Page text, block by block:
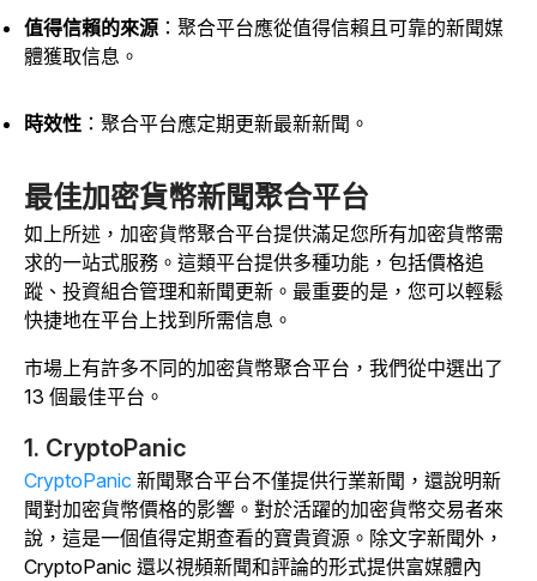
值得信賴的來源 ：聚合平台應從值得信賴且可靠的新聞媒
體獲取信息。
時效性 ：聚合平台應定期更新最新新聞。
最佳加密貨幣新聞聚合平台
如上所述，加密貨幣聚合平台提供滿足您所有加密貨幣需
求的一站式服務。這類平台提供多種功能，包括價格追
蹤、投資組合管理和新聞更新。最重要的是，您可以輕鬆
快捷地在平台上找到所需信息。
市場上有許多不同的加密貨幣聚合平台，我們從中選出了
13 個最佳平台。
1. CryptoPanic
CryptoPanic 新聞聚合平台不僅提供行業新聞，還說明新
聞對加密貨幣價格的影響。對於活躍的加密貨幣交易者來
說，這是一個值得定期查看的寶貴資源。除文字新聞外，
CryptoPanic 還以視頻新聞和評論的形式提供富媒體內